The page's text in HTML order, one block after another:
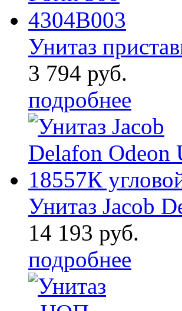
Унитаз
3 794 руб.
подробнее
Унитаз Jacob
14 193 руб.
подробнее